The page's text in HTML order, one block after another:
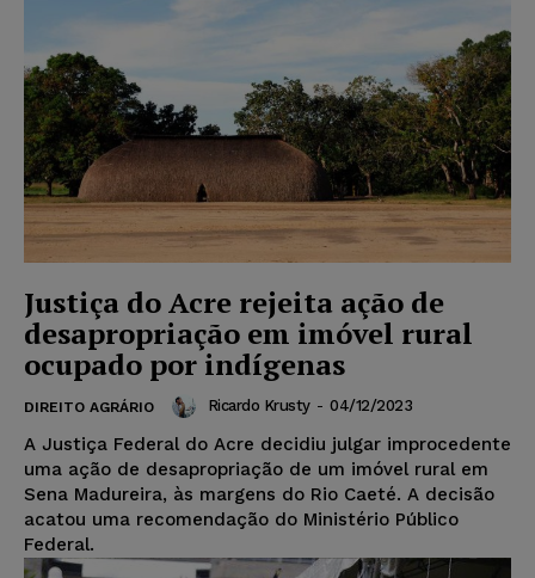
Justiça do Acre rejeita ação de
desapropriação em imóvel rural
ocupado por indígenas
DIREITO AGRÁRIO Ricardo Krusty - 04/12/2023
A Justiça Federal do Acre decidiu julgar improcedente
uma ação de desapropriação de um imóvel rural em
Sena Madureira, às margens do Rio Caeté. A decisão
acatou uma recomendação do Ministério Público
Federal.